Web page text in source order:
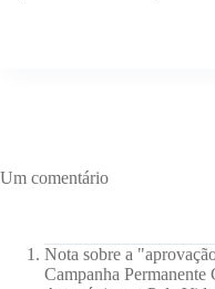
Um comentário
Nota sobre a
Campanha Permanente